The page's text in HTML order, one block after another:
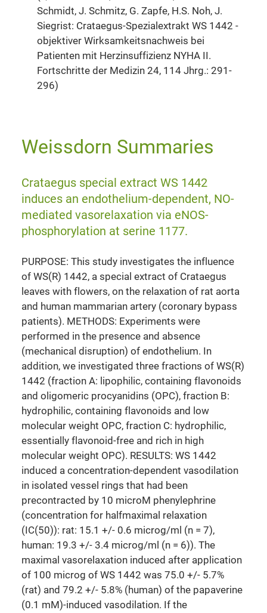
Schmidt, J. Schmitz, G. Zapfe, H.S. Noh, J.
Siegrist: Crataegus-Spezialextrakt WS 1442 -
objektiver Wirksamkeitsnachweis bei
Patienten mit Herzinsuffizienz NYHA II.
Fortschritte der Medizin 24, 114 Jhrg.: 291-
296)
Weissdorn Summaries
Crataegus special extract WS 1442
induces an endothelium-dependent, NO-
mediated vasorelaxation via eNOS-
phosphorylation at serine 1177.
PURPOSE: This study investigates the influence
of WS(R) 1442, a special extract of Crataegus
leaves with flowers, on the relaxation of rat aorta
and human mammarian artery (coronary bypass
patients). METHODS: Experiments were
performed in the presence and absence
(mechanical disruption) of endothelium. In
addition, we investigated three fractions of WS(R)
1442 (fraction A: lipophilic, containing flavonoids
and oligomeric procyanidins (OPC), fraction B:
hydrophilic, containing flavonoids and low
molecular weight OPC, fraction C: hydrophilic,
essentially flavonoid-free and rich in high
molecular weight OPC). RESULTS: WS 1442
induced a concentration-dependent vasodilation
in isolated vessel rings that had been
precontracted by 10 microM phenylephrine
(concentration for halfmaximal relaxation
(IC(50)): rat: 15.1 +/- 0.6 microg/ml (n = 7),
human: 19.3 +/- 3.4 microg/ml (n = 6)). The
maximal vasorelaxation induced after application
of 100 microg of WS 1442 was 75.0 +/- 5.7%
(rat) and 79.2 +/- 5.8% (human) of the papaverine
(0.1 mM)-induced vasodilation. If the